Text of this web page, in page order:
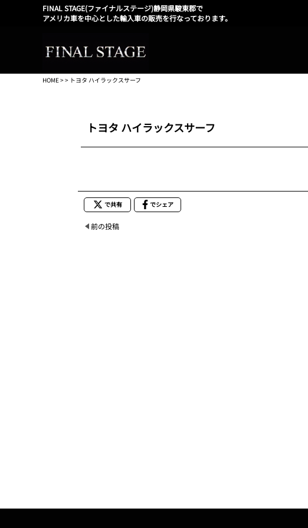
FINAL STAGE(ファイナルステージ)静岡県駿東郡で
アメリカ車を中心とした輸入車の販売を行なっております。
HOME> > トヨタ ハイラックスサーフ
トヨタ ハイラックスサーフ
で共有 でシェア
前の投稿